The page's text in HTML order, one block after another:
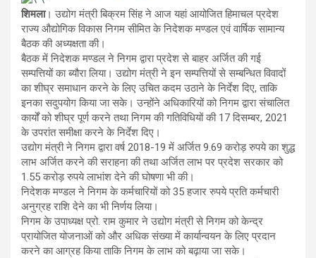
शिमला। उद्योग मंत्री बिक्रम सिंह ने आज यहां आयोजित हिमाचल प्रदेश
राज्य औद्योगिक विकास निगम सीमित के निदेशक मण्डल एवं वार्षिक सामान्य
बैठक की अध्यक्षता की।
बैठक में निदेशक मण्डल ने निगम द्वारा प्रदेश से बाहर अर्जित की गई
सम्पत्तियों का ब्यौरा लिया। उद्योग मंत्री ने इन सम्पत्तियों से सम्बन्धित विवादों
का शीघ्र समाधान करने के लिए उचित कदम उठाने के निर्देश दिए, ताकि
इनका सदुपयोग किया जा सके। उन्होंने अधिकारियों को निगम द्वारा संचालित
कार्यों को शीघ्र पूर्ण करने तथा निगम की गतिविधियों की 17 दिसम्बर, 2021
के उपरांत समीक्षा करने के निर्देश दिए।
उद्योग मंत्री ने निगम द्वारा वर्ष 2018-19 में अर्जित 9.69 करोड़ रुपये का शुद्ध
लाभ अर्जित करने की सराहना की तथा अर्जित लाभ पर प्रदेश सरकार को
1.55 करोड़ रुपये लाभांश देने की घोषणा भी की।
निदेशक मण्डल ने निगम के कर्मचारियों को 35 हजार रुपये प्रति कर्मचारी
अनुग्रह राशि देने का भी निर्णय लिया।
निगम के उपाध्यक्ष प्रो. राम कुमार ने उद्योग मंत्री से निगम को केन्द्र
प्रायोजित योजनाओं को और अधिक संख्या में कार्यान्वयन के लिए प्रदान
करने का आग्रह किया ताकि निगम के लाभ को बढ़ाया जा सके।